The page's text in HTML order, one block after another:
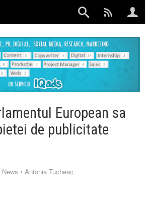
European sa
de publicitate
News • Antonia Tucheac